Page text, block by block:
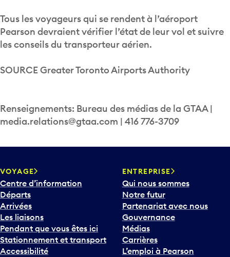
Tous les voyageurs qui se rendent à l’aéroport
Pearson devraient vérifier l’état de leur vol et suivre
les conseils du transporteur aérien.
SOURCE Greater Toronto Airports Authority
Renseignements: Bureau des médias de la GTAA |
media.relations@gtaa.com | 416 776-3709
VOYAGE
Centre d’information
Départs
Arrivées
Les liaisons
Pendant que vous êtes ici
Stationnement et transport
Accessibilité
ENTREPRISE
Qui nous sommes
Notre futur
Partenariat avec nous
Gouvernance
Médias
Carrières
L’emploi à Pearson